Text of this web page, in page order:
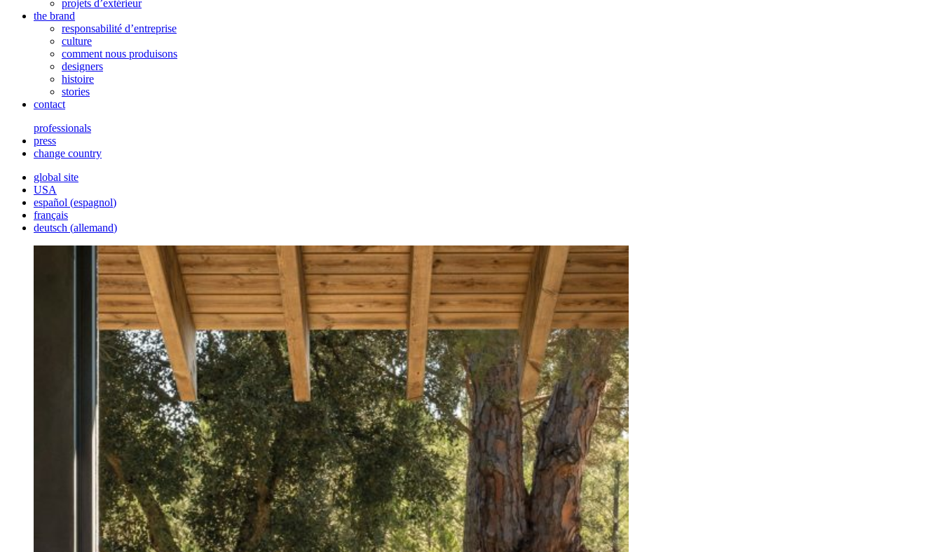
projets d’extérieur
the brand
responsabilité d’entreprise
culture
comment nous produisons
designers
histoire
stories
contact
professionals
press
change country
global site
USA
español (espagnol)
français
deutsch (allemand)